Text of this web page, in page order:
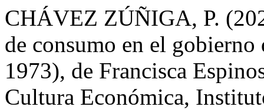
CHÁVEZ ZÚÑIGA, P.
de consumo en el
1973), de Francisca
Cultura Económica,